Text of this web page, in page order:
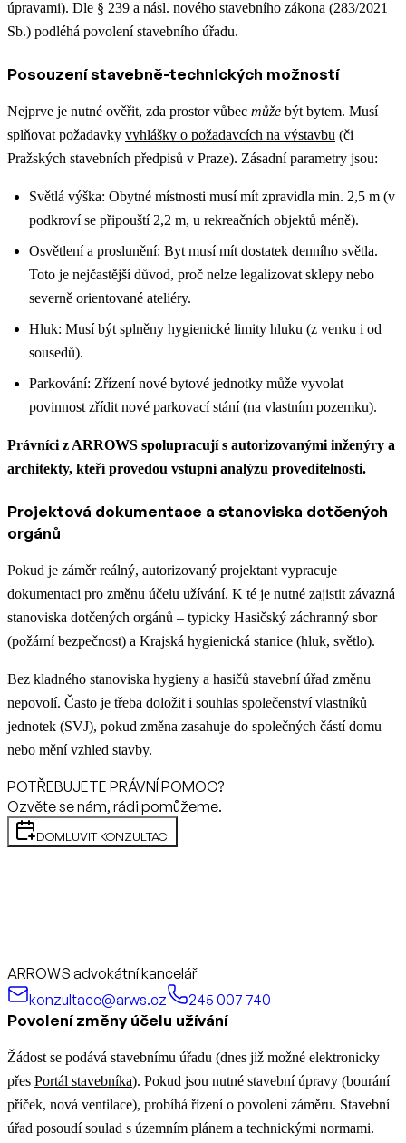
úpravami). Dle § 239 a násl. nového stavebního zákona (283/2021
Sb.) podléhá povolení stavebního úřadu.
Posouzení stavebně-technických možností
Nejprve je nutné ověřit, zda prostor vůbec může být bytem. Musí
splňovat požadavky vyhlášky o požadavcích na výstavbu (či
Pražských stavebních předpisů v Praze). Zásadní parametry jsou:
Světlá výška: Obytné místnosti musí mít zpravidla min. 2,5 m (v
podkroví se připouští 2,2 m, u rekreačních objektů méně).
Osvětlení a proslunění: Byt musí mít dostatek denního světla.
Toto je nejčastější důvod, proč nelze legalizovat sklepy nebo
severně orientované ateliéry.
Hluk: Musí být splněny hygienické limity hluku (z venku i od
sousedů).
Parkování: Zřízení nové bytové jednotky může vyvolat
povinnost zřídit nové parkovací stání (na vlastním pozemku).
Právníci z ARROWS spolupracují s autorizovanými inženýry a
architekty, kteří provedou vstupní analýzu proveditelnosti.
Projektová dokumentace a stanoviska dotčených
orgánů
Pokud je záměr reálný, autorizovaný projektant vypracuje
dokumentaci pro změnu účelu užívání. K té je nutné zajistit závazná
stanoviska dotčených orgánů – typicky Hasičský záchranný sbor
(požární bezpečnost) a Krajská hygienická stanice (hluk, světlo).
Bez kladného stanoviska hygieny a hasičů stavební úřad změnu
nepovolí. Často je třeba doložit i souhlas společenství vlastníků
jednotek (SVJ), pokud změna zasahuje do společných částí domu
nebo mění vzhled stavby.
POTŘEBUJETE PRÁVNÍ POMOC?
Ozvěte se nám, rádi pomůžeme.
DOMLUVIT KONZULTACI
ARROWS advokátní kancelář
konzultace@arws.cz
245 007 740
Povolení změny účelu užívání
Žádost se podává stavebnímu úřadu (dnes již možné elektronicky
přes Portál stavebníka). Pokud jsou nutné stavební úpravy (bourání
příček, nová ventilace), probíhá řízení o povolení záměru. Stavební
úřad posoudí soulad s územním plánem a technickými normami.